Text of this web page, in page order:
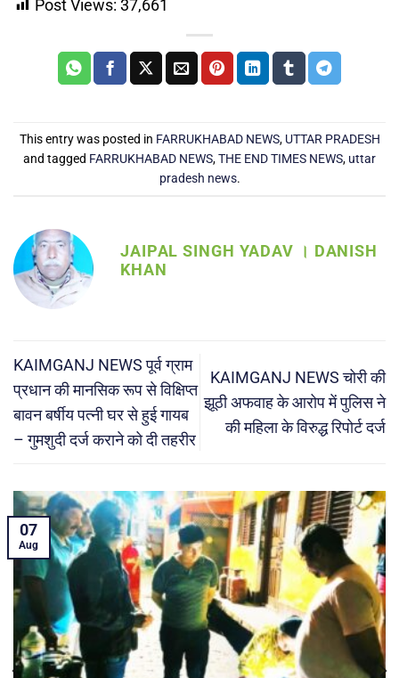
Post Views: 37,661
This entry was posted in FARRUKHABAD NEWS, UTTAR PRADESH
and tagged FARRUKHABAD NEWS,THE END TIMES NEWS, uttar
pradesh news.
JAIPAL SINGH YADAV । DANISH
KHAN
KAIMGANJ NEWS पूर्व ग्राम
प्रधान की मानसिक रूप से विक्षिप्त
बावन बर्षीय पत्नी घर से हुई गायब
– गुमशुदी दर्ज कराने को दी तहरीर
KAIMGANJ NEWS चोरी की
झूठी अफवाह के आरोप में पुलिस ने
की महिला के विरुद्ध रिपोर्ट दर्ज
05
Aug